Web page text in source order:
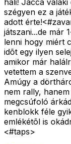
hali! Jácca
szégyen ez a
adott
játszani...de már
lenni hogy miért
idõt egy ilyen
amikor már
vetettem a
Amúgy a
nem rally,
megcsúfoló
kenblokk féle
emlékétõl is
<#taps>